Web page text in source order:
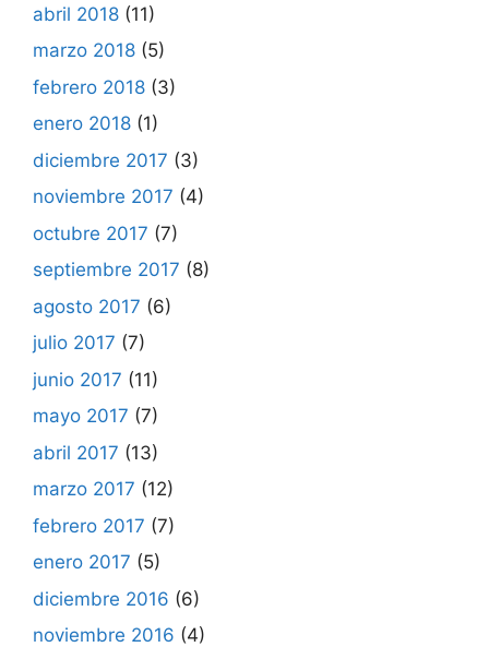
abril 2018 (11)
marzo 2018 (5)
febrero 2018 (3)
enero 2018 (1)
diciembre 2017 (3)
noviembre 2017 (4)
octubre 2017 (7)
septiembre 2017 (8)
agosto 2017 (6)
julio 2017 (7)
junio 2017 (11)
mayo 2017 (7)
abril 2017 (13)
marzo 2017 (12)
febrero 2017 (7)
enero 2017 (5)
diciembre 2016 (6)
noviembre 2016 (4)